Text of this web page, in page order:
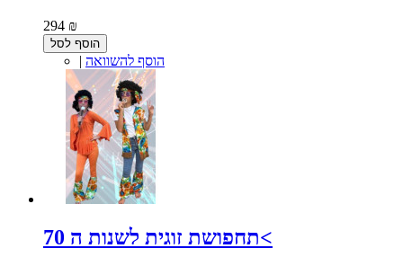
294 ₪
הוסף לסל
| הוסף להשוואה
תחפושת זוגית לשנות ה 70<